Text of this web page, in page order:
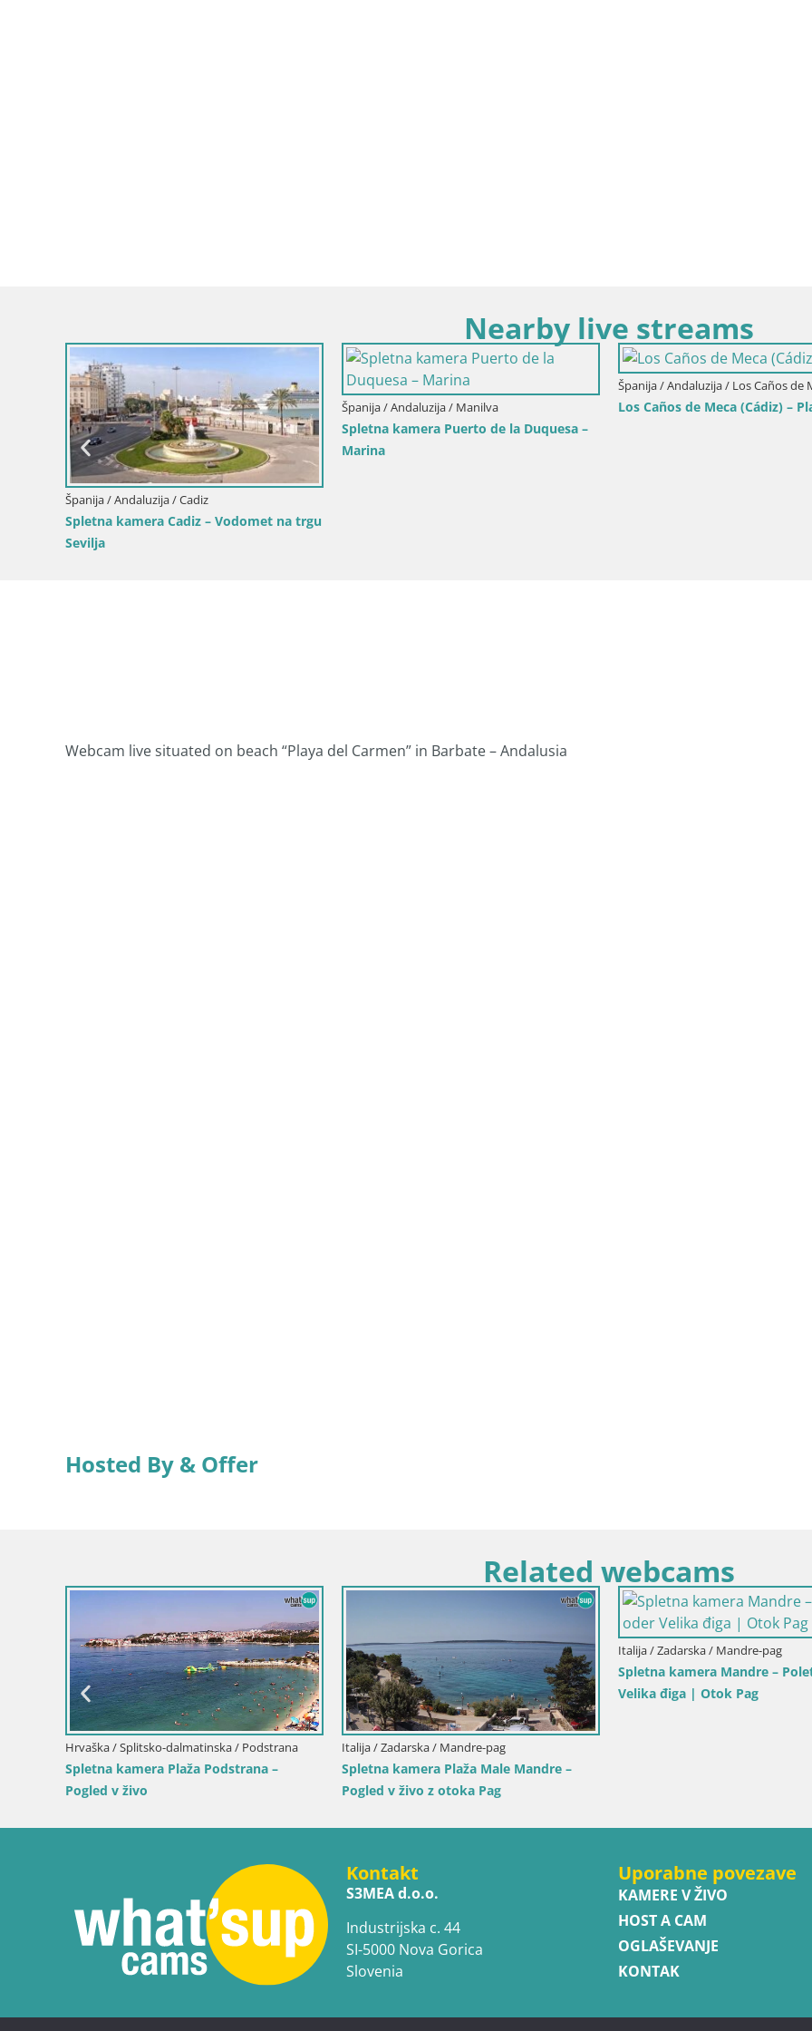
Nearby live streams
Španija / Andaluzija / Olvera
Olvera (Cadiz)
Španija / Andaluzija / Conil
Conil – plaža
Webcam live situated on beach “Playa del Carmen” in Barbate – Andalusia
Hosted By & Offer
Related webcams
Teresa Gallura
di Levante – Pogled
Italija / Sardinija / Muravera
Spletna kamera Piscina Rei – Pogled v
Italija / Sicilija / Trapani
Spletna kamera Isole dello Stagnone –
Duotone Pro Center
Spletna
Aranci –
Kontakt
S3MEA d.o.o.
Industrijska c. 44
SI-5000 Nova Gorica
Slovenia
Uporabne povezave
KAMERE V ŽIVO
HOST A CAM
OGLAŠEVANJE
KONTAK